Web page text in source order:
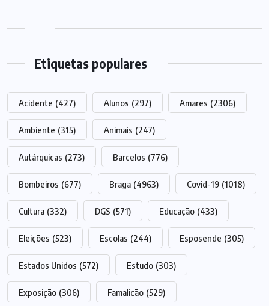
Etiquetas populares
Acidente (427) Alunos (297) Amares (2306)
Ambiente (315) Animais (247)
Autárquicas (273) Barcelos (776)
Bombeiros (677) Braga (4963) Covid-19 (1018)
Cultura (332) DGS (571) Educação (433)
Eleições (523) Escolas (244) Esposende (305)
Estados Unidos (572) Estudo (303)
Exposição (306) Famalicão (529)